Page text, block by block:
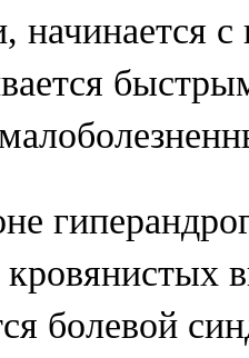
начинается
болевой